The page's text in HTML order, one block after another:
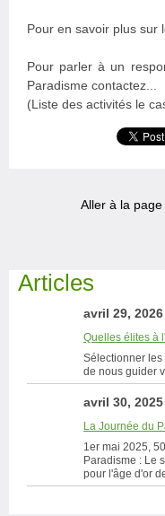
Pour en savoir plus sur
Pour parler à un
Paradisme contactez...
(Liste des activités le
Aller à la page
Articles
avril 29, 2026
Quelles élites à
Sélectionner
de nous guider
avril 30, 2025
La Journée du
1er mai 2025,
Paradisme : Le
pour l'âge d'or